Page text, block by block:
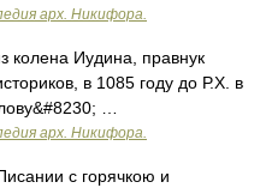
арх. Никифора.
Иудина, правнук
в 1085 году до Р.Х. в
…
арх. Никифора.
с горячкою и